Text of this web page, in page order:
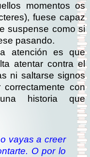
momentos os
fuese capaz
suspense como si
pasando.
atención es que
atentar contra el
ni saltarse signos
con
historia que
vayas a creer
O por lo